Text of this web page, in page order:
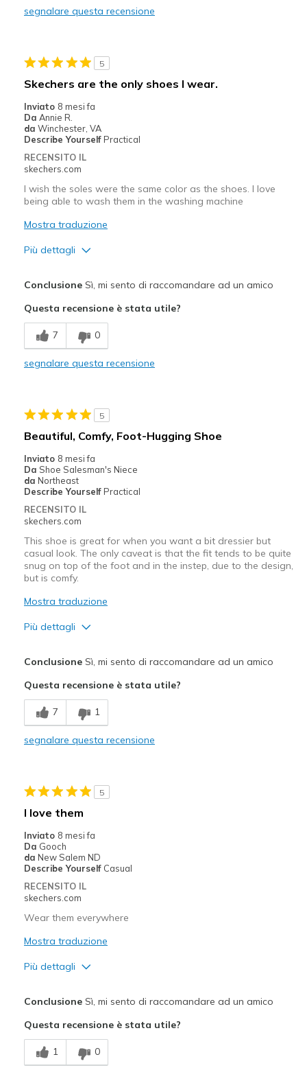
Going Out
Sizing
View On Shoes
Shoes are for Wearing
segnalare questa recensione
5
Skechers are the only shoes I wear.
Inviato 8 mesi fa
Da Annie R.
da Winchester, VA
Describe Yourself Practical
RECENSITO IL
skechers.com
I wish the soles were the same color as the shoes. I love
being able to wash them in the washing machine
Mostra traduzione
Più dettagli
Comfortable
Durable
Casual Wear
Special Occasions
Sizing
Feels true to size
View On Shoes
Shoes are for Wearing
ConclusioneSì, mi sento di raccomandare ad un amico
Questa recensione è stata utile?
7 0
segnalare questa recensione
5
Beautiful, Comfy, Foot-Hugging Shoe
Inviato 8 mesi fa
Da Shoe Salesman's Niece
da Northeast
Describe Yourself Practical
RECENSITO IL
skechers.com
This shoe is great for when you want a bit dressier but
casual look. The only caveat is that the fit tends to be quite
snug on top of the foot and in the instep, due to the design,
but is comfy.
Mostra traduzione
Più dettagli
Comfortable
Durable
Casual Wear
Travel
Width
Sizing
View On Shoes
I'm Into Shoes
ConclusioneSì, mi sento di raccomandare ad un amico
Questa recensione è stata utile?
7 1
segnalare questa recensione
5
I love them
Inviato 8 mesi fa
Da Gooch
da New Salem ND
Describe Yourself Casual
RECENSITO IL
skechers.com
Wear them everywhere
Mostra traduzione
Più dettagli
Comfortable
Durable
ConclusioneSì, mi sento di raccomandare ad un amico
Questa recensione è stata utile?
1 0